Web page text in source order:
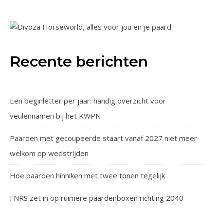
Recente berichten
Een beginletter per jaar: handig overzicht voor
veulennamen bij het KWPN
Paarden met gecoupeerde staart vanaf 2027 niet meer
welkom op wedstrijden
Hoe paarden hinniken met twee tonen tegelijk
FNRS zet in op ruimere paardenboxen richting 2040